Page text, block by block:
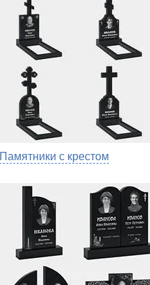
Памятники с крестом